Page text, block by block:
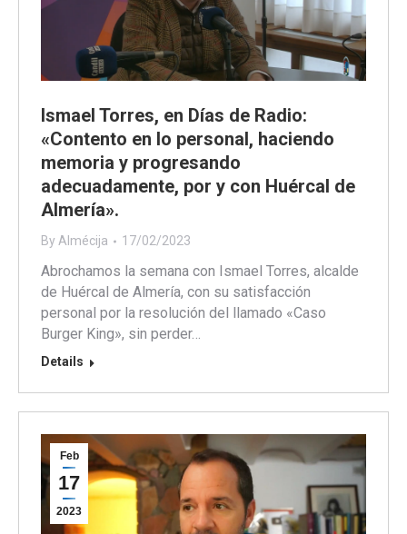
Ismael Torres, en Días de Radio:
«Contento en lo personal, haciendo
memoria y progresando
adecuadamente, por y con Huércal de
Almería».
By Almécija 17/02/2023
Abrochamos la semana con Ismael Torres, alcalde
de Huércal de Almería, con su satisfacción
personal por la resolución del llamado «Caso
Burger King», sin perder…
Details
Feb
17
2023